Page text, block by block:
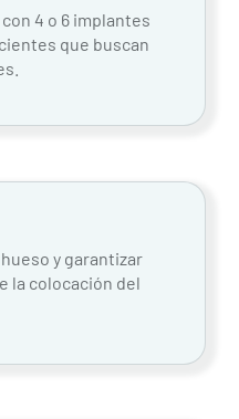
4 o 6 implantes
que buscan
y garantizar
la colocación del